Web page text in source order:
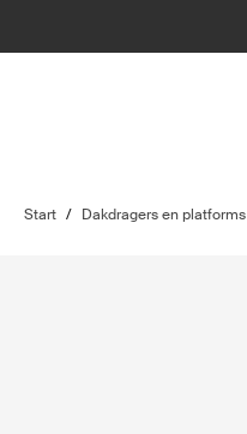
Start / Dakdragers en platforms